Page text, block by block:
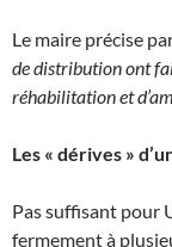
Le maire précise
de distribution ont
réhabilitation et
Les « dérives »
Pas suffisant pour
fermement à